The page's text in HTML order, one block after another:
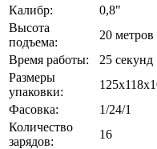
Калибр:
0,8"
Высота
подъема:
20 метров
Время работы:
25 секунд
Размеры
упаковки:
Фасовка:
1/24/1
Количество
зарядов:
16